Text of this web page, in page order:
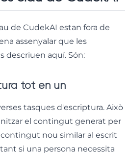
de CudekAI estan fora de
assenyalar que les
descriuen aquí. Són:
tot en un
tasques d'escriptura. Això
el contingut generat per
contingut nou similar al escrit
si una persona necessita